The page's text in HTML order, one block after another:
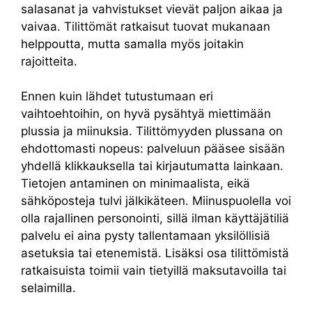
salasanat ja vahvistukset vievät paljon aikaa ja
vaivaa. Tilittömät ratkaisut tuovat mukanaan
helppoutta, mutta samalla myös joitakin
rajoitteita.
Ennen kuin lähdet tutustumaan eri
vaihtoehtoihin, on hyvä pysähtyä miettimään
plussia ja miinuksia. Tilittömyyden plussana on
ehdottomasti nopeus: palveluun pääsee sisään
yhdellä klikkauksella tai kirjautumatta lainkaan.
Tietojen antaminen on minimaalista, eikä
sähköposteja tulvi jälkikäteen. Miinuspuolella voi
olla rajallinen personointi, sillä ilman käyttäjätiliä
palvelu ei aina pysty tallentamaan yksilöllisiä
asetuksia tai etenemistä. Lisäksi osa tilittömistä
ratkaisuista toimii vain tietyillä maksutavoilla tai
selaimilla.